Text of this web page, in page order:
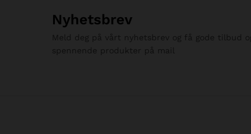
Nyhetsbrev
Meld deg på vårt nyhetsbrev og få gode tilbud
spennende produkter på mail